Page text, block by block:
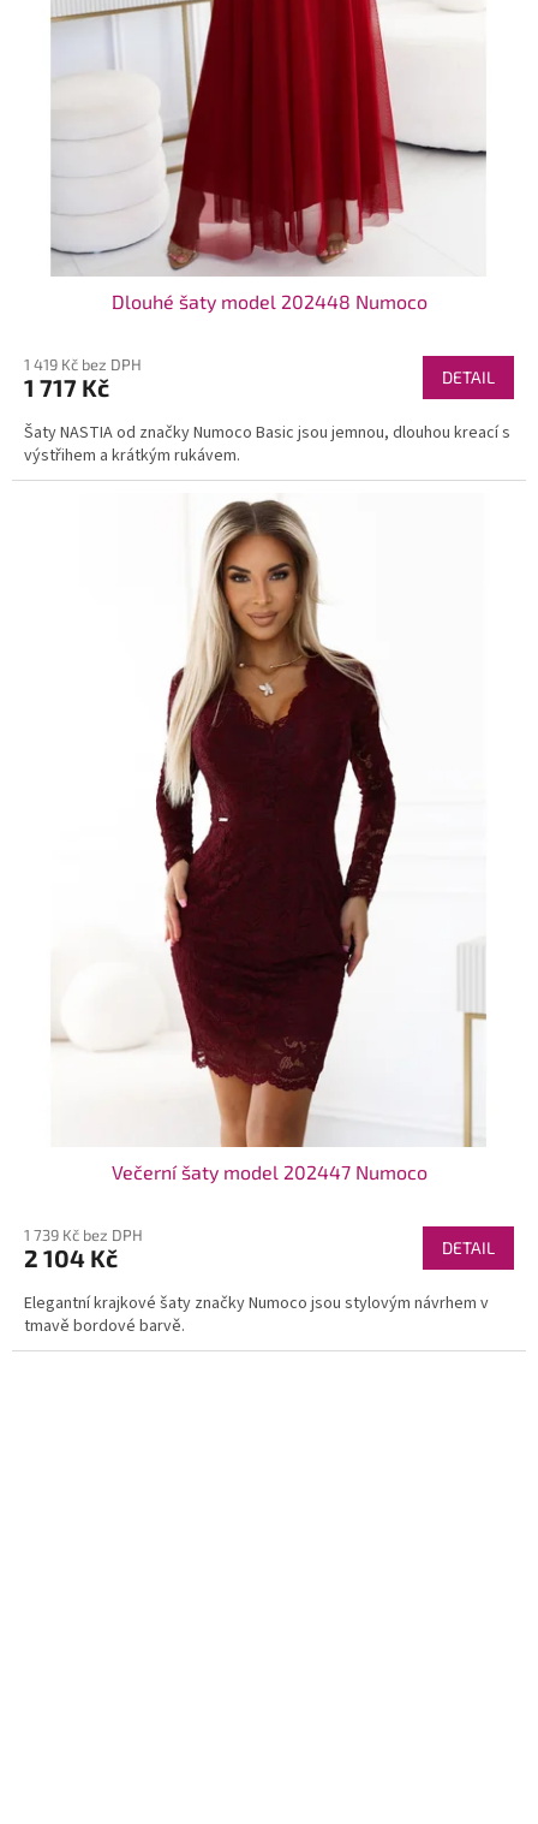
Dlouhé šaty model 202448 Numoco
1 419 Kč bez DPH
1 717 Kč DETAIL
Šaty NASTIA od značky Numoco Basic jsou jemnou, dlouhou kreací s
výstřihem a krátkým rukávem.
Večerní šaty model 202447 Numoco
1 739 Kč bez DPH
2 104 Kč DETAIL
Elegantní krajkové šaty značky Numoco jsou stylovým návrhem v
tmavě bordové barvě.